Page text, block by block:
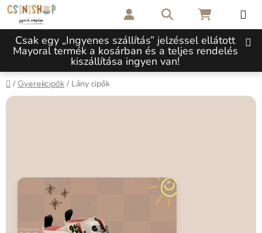
Ugrás a fő tartalomhoz
Csak egy „Ingyenes szállítás” jelzéssel ellátott
Mayoral termék a kosárban és a teljes rendelés
kiszállítása ingyen van!
KeresésKOSÁR
Kezdőlap
/ Gyerekcipők / Lány cipők